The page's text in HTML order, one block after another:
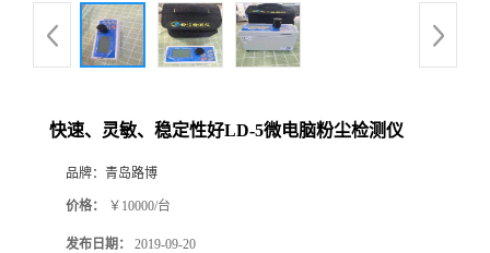
品
厅
快速、灵敏、稳定性好LD-5微电脑粉尘检测仪
品牌： 青岛路博
价格： ￥10000/台
发布日期： 2019-09-20